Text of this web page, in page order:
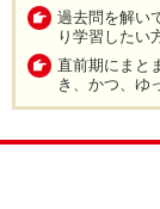
過去問を解い
り学習したい
直前期にまと
き、かつ、ゆ